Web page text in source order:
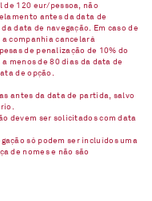
120 eur/pessoa, não
antes da data de
data de navegação. Em caso de
companhia cancelará
de penalização de 10% do
menos de 80 dias da data de
de opção.
antes da data de partida, salvo
devem ser solicitados com data
só podem ser incluídos uma
de nomes e não são